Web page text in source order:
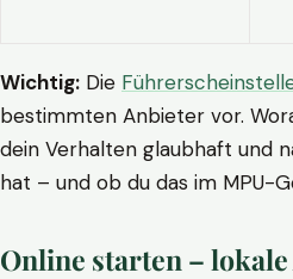
Wichtig: Die
bestimmten Anbieter vor.
dein Verhalten glaubhaft und
hat – und ob du das im MPU-
Online starten – lokale